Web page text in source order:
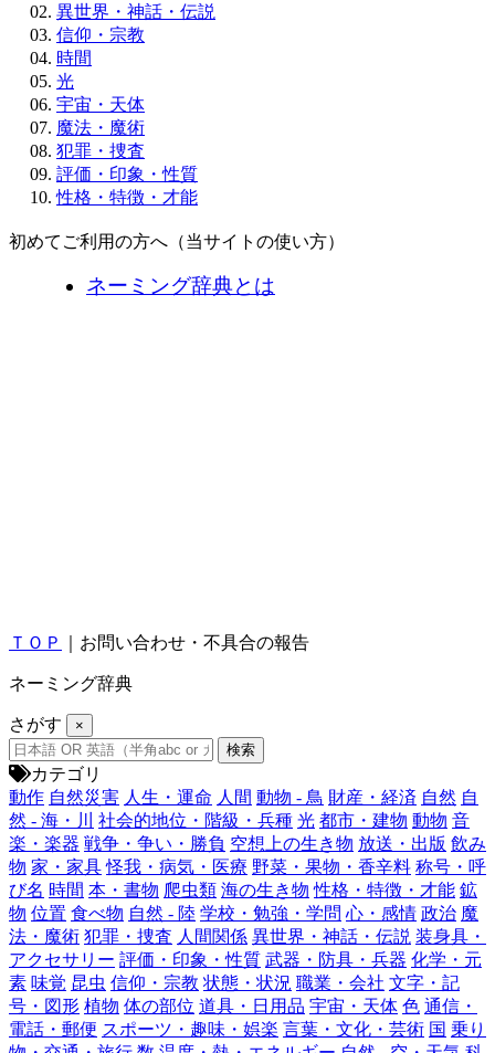
異世界・神話・伝説
信仰・宗教
時間
光
宇宙・天体
魔法・魔術
犯罪・捜査
評価・印象・性質
性格・特徴・才能
初めてご利用の方へ（当サイトの使い方）
ネーミング辞典とは
ＴＯＰ ｜お問い合わせ・不具合の報告
ネーミング辞典
さがす ×
カテゴリ
動作 自然災害 人生・運命 人間 動物 - 鳥 財産・経済 自然 自
然 - 海・川
社会的地位・階級・兵種 光 都市・建物 動物 音
楽・楽器 戦争・争い・勝負 空想上の生き物 放送・出版 飲み
物 家・家具 怪我・病気・医療 野菜・果物・香辛料 称号・呼
び名 時間 本・書物 爬虫類 海の生き物 性格・特徴・才能 鉱
物 位置 食べ物 自然 - 陸 学校・勉強・学問 心・感情 政治 魔
法・魔術 犯罪・捜査 人間関係 異世界・神話・伝説 装身具・
アクセサリー 評価・印象・性質 武器・防具・兵器 化学・元
素 味覚 昆虫 信仰・宗教 状態・状況 職業・会社 文字・記
号・図形 植物 体の部位 道具・日用品 宇宙・天体 色 通信・
電話・郵便 スポーツ・趣味・娯楽 言葉・文化・芸術 国 乗り